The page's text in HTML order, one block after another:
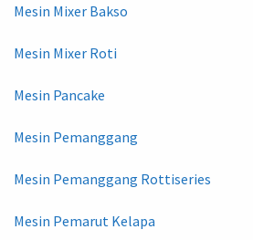
Mesin Mixer Bakso
Mesin Mixer Roti
Mesin Pancake
Mesin Pemanggang
Mesin Pemanggang Rottiseries
Mesin Pemarut Kelapa